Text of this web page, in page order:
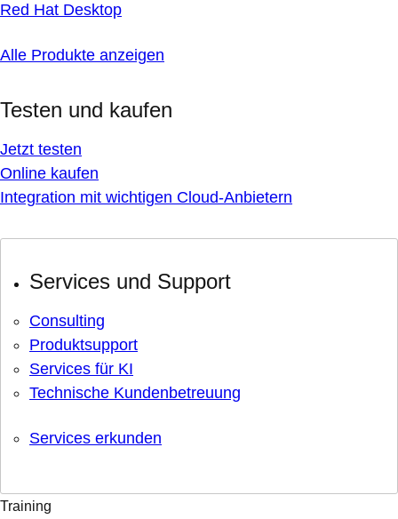
Red Hat Desktop
Alle Produkte anzeigen
Testen und kaufen
Jetzt testen
Online kaufen
Integration mit wichtigen Cloud-Anbietern
Services und Support
Consulting
Produktsupport
Services für KI
Technische Kundenbetreuung
Services erkunden
Training